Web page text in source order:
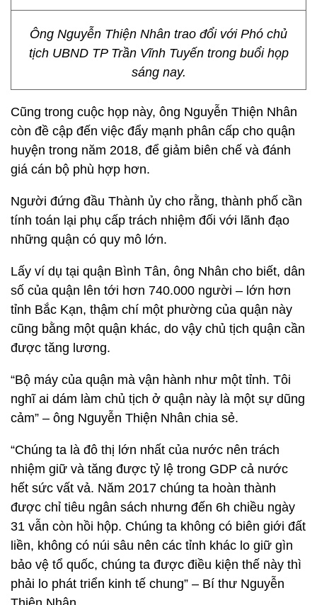
Ông Nguyễn Thiện Nhân trao đổi với Phó chủ
tịch UBND TP Trần Vĩnh Tuyến trong buổi họp
sáng nay.
Cũng trong cuộc họp này, ông Nguyễn Thiện Nhân
còn đề cập đến việc đẩy mạnh phân cấp cho quận
huyện trong năm 2018, để giảm biên chế và đánh
giá cán bộ phù hợp hơn.
Người đứng đầu Thành ủy cho rằng, thành phố cần
tính toán lại phụ cấp trách nhiệm đối với lãnh đạo
những quận có quy mô lớn.
Lấy ví dụ tại quận Bình Tân, ông Nhân cho biết, dân
số của quận lên tới hơn 740.000 người – lớn hơn
tỉnh Bắc Kạn, thậm chí một phường của quận này
cũng bằng một quận khác, do vậy chủ tịch quận cần
được tăng lương.
“Bộ máy của quận mà vận hành như một tỉnh. Tôi
nghĩ ai dám làm chủ tịch ở quận này là một sự dũng
cảm” – ông Nguyễn Thiện Nhân chia sẻ.
“Chúng ta là đô thị lớn nhất của nước nên trách
nhiệm giữ và tăng được tỷ lệ trong GDP cả nước
hết sức vất vả. Năm 2017 chúng ta hoàn thành
được chỉ tiêu ngân sách nhưng đến 6h chiều ngày
31 vẫn còn hồi hộp. Chúng ta không có biên giới đất
liền, không có núi sâu nên các tỉnh khác lo giữ gìn
bảo vệ tổ quốc, chúng ta được điều kiện thế này thì
phải lo phát triển kinh tế chung” – Bí thư Nguyễn